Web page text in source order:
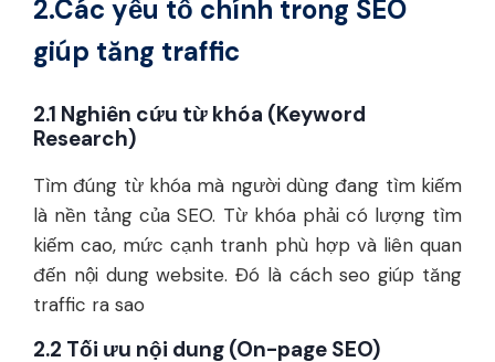
2.Các yếu tố chính trong SEO
giúp tăng traffic
2.1 Nghiên cứu từ khóa (Keyword
Research)
Tìm đúng từ khóa mà người dùng đang tìm kiếm
là nền tảng của SEO. Từ khóa phải có lượng tìm
kiếm cao, mức cạnh tranh phù hợp và liên quan
đến nội dung website. Đó là cách seo giúp tăng
traffic ra sao
2.2 Tối ưu nội dung (On-page SEO)